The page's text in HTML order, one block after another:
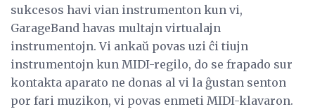
sukcesos havi vian instrumenton kun vi,
GarageBand havas multajn virtualajn
instrumentojn. Vi ankaŭ povas uzi ĉi tiujn
instrumentojn kun MIDI-regilo, do se frapado sur
kontakta aparato ne donas al vi la ĝustan senton
por fari muzikon, vi povas enmeti MIDI-klavaron.